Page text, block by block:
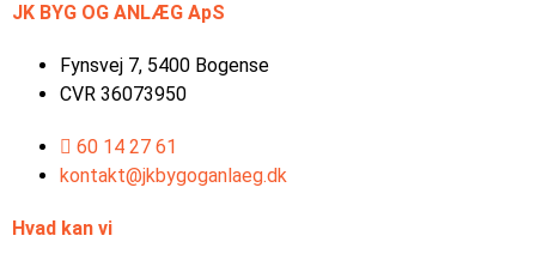
JK BYG OG ANLÆG ApS
Fynsvej 7, 5400 Bogense
CVR 36073950
60 14 27 61
kontakt@jkbygoganlaeg.dk
Hvad kan vi